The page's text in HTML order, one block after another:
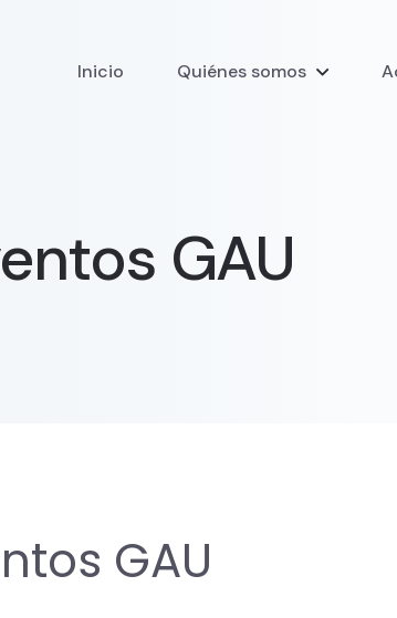
Inicio Quiénes somos
GAU
GAU